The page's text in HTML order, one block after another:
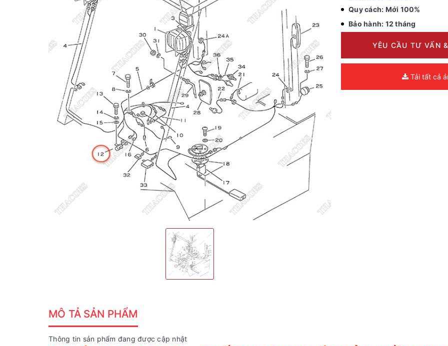
Quy cách: Mới 100%
Bảo hành: 12 tháng
YÊU CẦU TƯ VẤN
Tải tất cả
MÔ TẢ SẢN PHẨM
Thông tin sản phẩm đang được cập nhật